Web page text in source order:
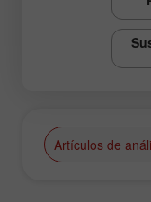
Artículos de